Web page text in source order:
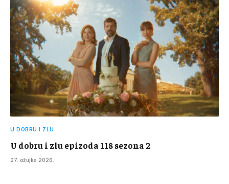
U DOBRU I ZLU
U dobru i zlu epizoda 118 sezona 2
27. ožujka 2026.